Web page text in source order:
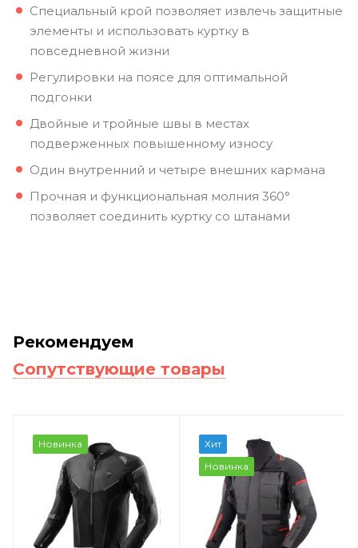
Специальный крой позволяет извлечь защитные
элементы и использовать куртку в
повседневной жизни
Регулировки на поясе для оптимальной
подгонки
Двойные и тройные швы в местах
подверженных повышенному износу
Один внутренний и четыре внешних кармана
Прочная и функциональная молния 360°
позволяет соединить куртку со штанами
Рекомендуем
Сопутствующие товары
Новинка
Хит
Новинка